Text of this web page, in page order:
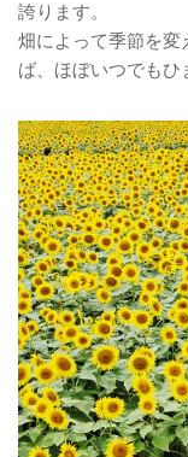
誇ります。
畑によって季節を変
ば、ほぼいつでもひ